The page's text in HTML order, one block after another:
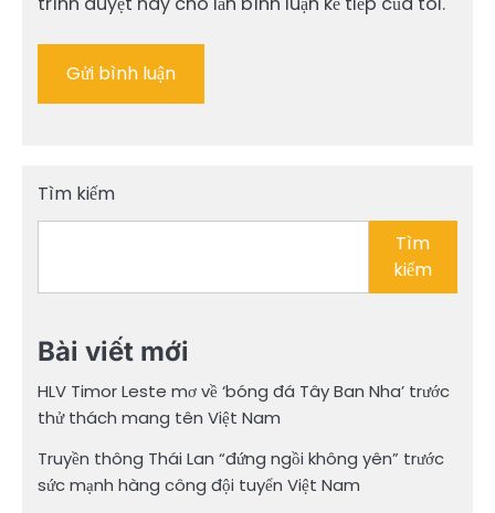
Tìm kiếm
Tìm
kiếm
Bài viết mới
HLV Timor Leste mơ về ‘bóng đá Tây Ban Nha’ trước
thử thách mang tên Việt Nam
Truyền thông Thái Lan “đứng ngồi không yên” trước
sức mạnh hàng công đội tuyển Việt Nam